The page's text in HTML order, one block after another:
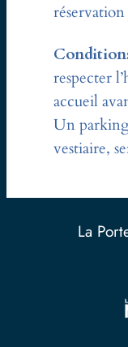
réservation
respecter
accueil
Un
vestiaire,
La